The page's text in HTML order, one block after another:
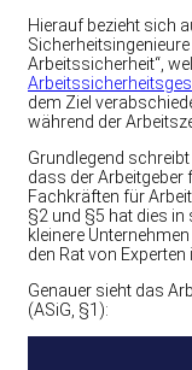
Hierauf bezieht sich
Arbeitssicherheit“,
dem Ziel
während der
Grundlegend
dass der Arbeitgeber
Fachkräften für
§2 und §5 hat dies
kleinere
den Rat von
Genauer sieht das
(ASiG, §1):